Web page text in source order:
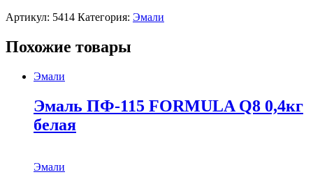
Артикул: 5414 Категория: Эмали
Похожие товары
Эмали
Эмаль ПФ-115 FORMULA Q8 0,4кг
белая
Эмали